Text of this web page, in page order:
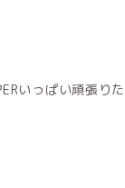
いっぱい頑張り